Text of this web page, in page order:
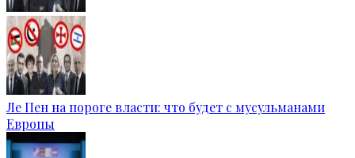
Ле Пен на пороге власти: что будет с мусульманами
Европы